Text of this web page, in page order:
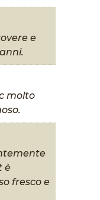
e
molto
è
fresco e